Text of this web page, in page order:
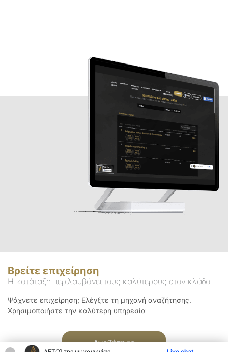
Βρείτε επιχείρηση
Η κατάταξη περιλαμβάνει τους καλύτερους στον κλάδο
Ψάχνετε επιχείρηση; Ελέγξτε τη μηχανή αναζήτησης.
Χρησιμοποιήστε την καλύτερη υπηρεσία
Αναζήτηση